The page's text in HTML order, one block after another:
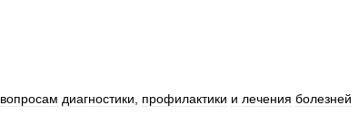
вопросам диагностики профилактики и лечения болезней